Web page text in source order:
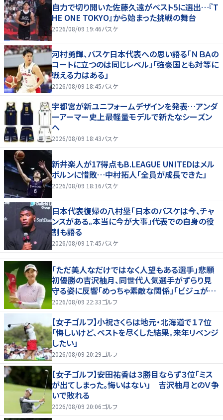
自力で切り開いた佐藤久遠がベスト5に選出…『T
HE ONE TOKYO』から始まった挑戦の舞台
2026/08/09 19:46バスケ
河村勇輝、バスケ日本代表への思い語る「ＮＢＡの
コートに立つのは同じレベル」「強豪国とも対等に
戦える力はある」
2026/08/09 18:45バスケ
宇都宮が新ユニフォームデザインを発表…アンダ
ーアーマー史上最軽量モデルで新たなシーズン
へ
2026/08/09 18:43バスケ
新井楽人が17得点もB.LEAGUE UNITEDはメル
ボルンに惜敗…中村拓人「全員が成長できた」
2026/08/09 18:16バスケ
日本代表復帰の八村塁「日本のバスケは今、チャ
ンスがある。本当に今が大事」代表での自身の役
割も語る
2026/08/09 17:45バスケ
「ただ美人なだけではなく人望もある選手」悲願
初優勝の吉沢柚月、同世代人気選手がずらり見
守る姿に反響「めっちゃ素敵な関係」「ビジュが良
すぎてびっくり」
2026/08/09 22:33ゴルフ
【女子ゴルフ】小祝さくらは地元・北海道で１７位
「悔しいけど、ベストを尽くした結果。来年リベンジ
したい」
2026/08/09 20:29ゴルフ
【女子ゴルフ】安田祐香は３勝目ならず３位「ミス
が出てしまった。悔いはない」 吉沢柚月とのＶ争
いで敗れる
2026/08/09 20:06ゴルフ